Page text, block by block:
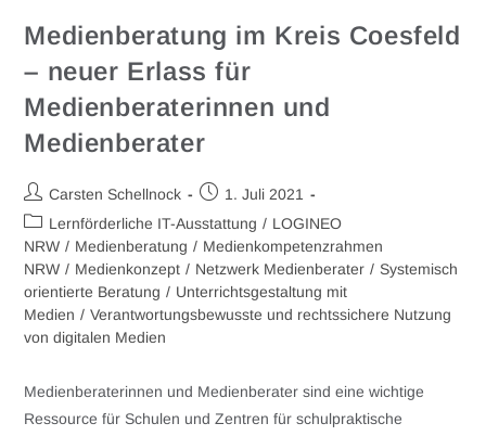
Medienberatung im Kreis Coesfeld
– neuer Erlass für
Medienberaterinnen und
Medienberater
Carsten Schellnock
1. Juli 2021
Lernförderliche IT-Ausstattung / LOGINEO
NRW / Medienberatung / Medienkompetenzrahmen
NRW / Medienkonzept / Netzwerk Medienberater / Systemisch
orientierte Beratung / Unterrichtsgestaltung mit
Medien / Verantwortungsbewusste und rechtssichere Nutzung
von digitalen Medien
Medienberaterinnen und Medienberater sind eine wichtige
Ressource für Schulen und Zentren für schulpraktische